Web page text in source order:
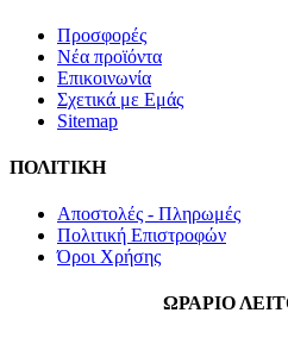
Προσφορές
Νέα προϊόντα
Επικοινωνία
Σχετικά με Εμάς
Sitemap
ΠΟΛΙΤΙΚΗ
Aποστολές - Πληρωμές
Πολιτική Επιστροφών
Όροι Xρήσης
ΩΡΑΡΙΟ